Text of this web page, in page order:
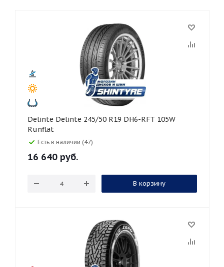
285 295
30 40 45 45
55 65 70
Delinte Delinte 245/50 R19 DH6-RFT 105W
Runflat
Есть в наличии (47)
16 640 руб.
В корзину